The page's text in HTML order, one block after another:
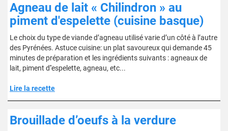
Agneau de lait « Chilindron » au
piment d'espelette (cuisine basque)
Le choix du type de viande d’agneau utilisé varie d’un côté à l’autre
des Pyrénées. Astuce cuisine: un plat savoureux qui demande 45
minutes de préparation et les ingrédients suivants : agneaux de
lait, piment d''espelette, agneau, etc...
Lire la recette
Brouillade d’oeufs à la verdure